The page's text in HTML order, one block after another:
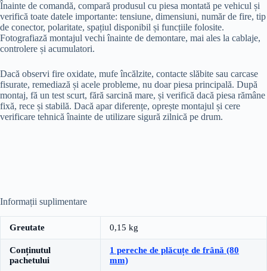
Înainte de comandă, compară produsul cu piesa montată pe vehicul și
verifică toate datele importante: tensiune, dimensiuni, număr de fire, tip
de conector, polaritate, spațiul disponibil și funcțiile folosite.
Fotografiază montajul vechi înainte de demontare, mai ales la cablaje,
controlere și acumulatori.
Dacă observi fire oxidate, mufe încălzite, contacte slăbite sau carcase
fisurate, remediază și acele probleme, nu doar piesa principală. După
montaj, fă un test scurt, fără sarcină mare, și verifică dacă piesa rămâne
fixă, rece și stabilă. Dacă apar diferențe, oprește montajul și cere
verificare tehnică înainte de utilizare sigură zilnică pe drum.
Informații suplimentare
Greutate 0,15 kg
Conținutul
pachetului
1 pereche de plăcuțe de frână (80
mm)